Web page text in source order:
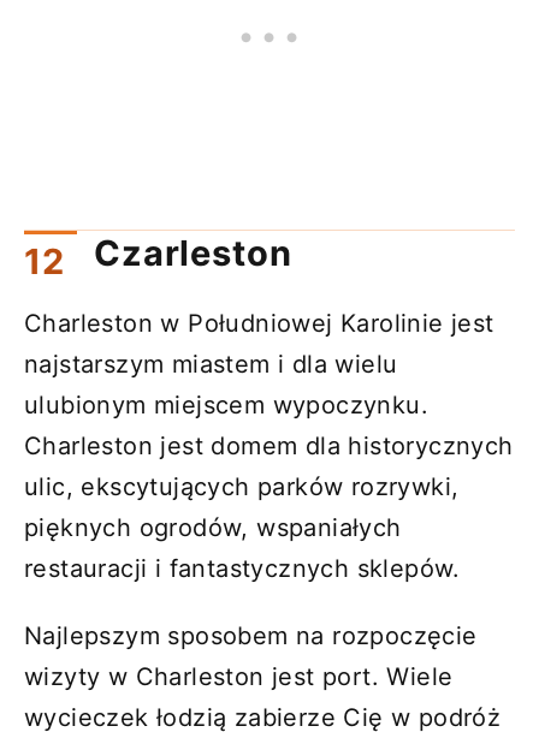
Czarleston
Charleston w Południowej Karolinie jest
najstarszym miastem i dla wielu
ulubionym miejscem wypoczynku.
Charleston jest domem dla historycznych
ulic, ekscytujących parków rozrywki,
pięknych ogrodów, wspaniałych
restauracji i fantastycznych sklepów.
Najlepszym sposobem na rozpoczęcie
wizyty w Charleston jest port. Wiele
wycieczek łodzią zabierze Cię w podróż